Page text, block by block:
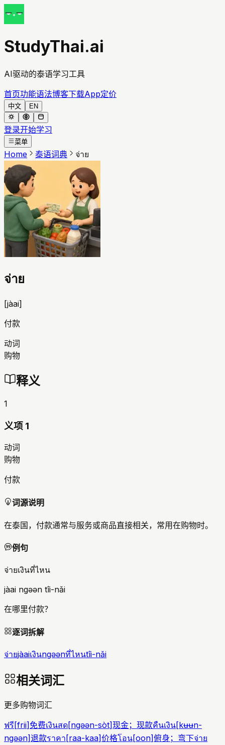
StudyThai.ai
AI驱动的泰语学习工具
首页功能语法博客下载App定价
中文 EN
登录开始学习
菜单
Home 泰语词典 จ่าย
จ่าย
[jàai]
付款
动词
购物
释义
1
义项 1
动词
购物
付款
词源说明
在泰国，付款通常与服务或商品直接相关，常用在购物时。
例句
จ่ายเงินที่ไหน
jàai ngəən tîi-nǎi
在哪里付款？
逐词拆解
จ่ายjàaiเงินngəənที่ไหนtîi-nǎi
相关词汇
更多购物词汇
ฟรี[frii]免费เงินสด[ngəən-sòt]现金；现款คืนเงิน[kʉʉn-
ngəən]退款ราคา[raa-kaa]价格โอน[oon]俯身；弯下จ่าย